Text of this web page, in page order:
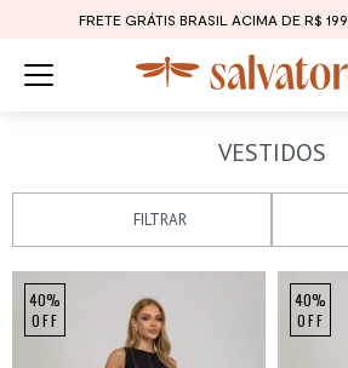
FRETE GRÁTIS BRASIL ACIMA DE R$ 199
VESTIDOS
FILTRAR
40%
OFF
40%
OFF